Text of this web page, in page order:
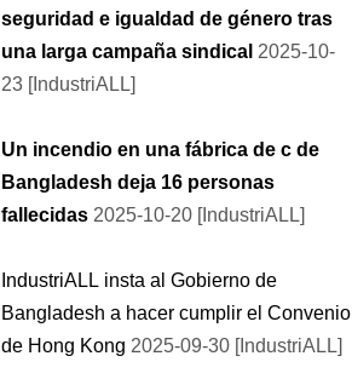
seguridad e igualdad de género tras
una larga campaña sindical 2025-10-
23 [IndustriALL]
Un incendio en una fábrica de c de
Bangladesh deja 16 personas
fallecidas 2025-10-20 [IndustriALL]
IndustriALL insta al Gobierno de
Bangladesh a hacer cumplir el Convenio
de Hong Kong 2025-09-30 [IndustriALL]